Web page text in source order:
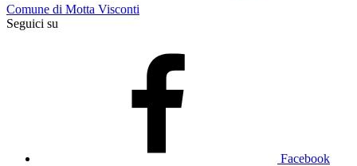
Comune di Motta Visconti
Seguici su
Facebook